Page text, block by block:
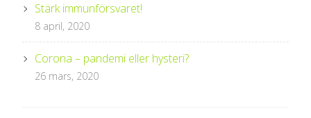
Stärk immunförsvaret!
8 april, 2020
Corona – pandemi eller hysteri?
26 mars, 2020